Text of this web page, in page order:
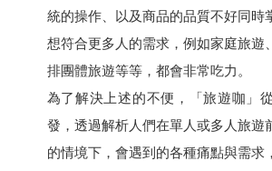
統的操作、以及商品的品質不好同時
想符合更多人的需求，例如家庭旅遊
排團體旅遊等等，都會非常吃力。
為了解決上述的不便，「旅遊咖」
發，透過解析人們在單人或多人旅遊
的情境下，會遇到的各種痛點與需求